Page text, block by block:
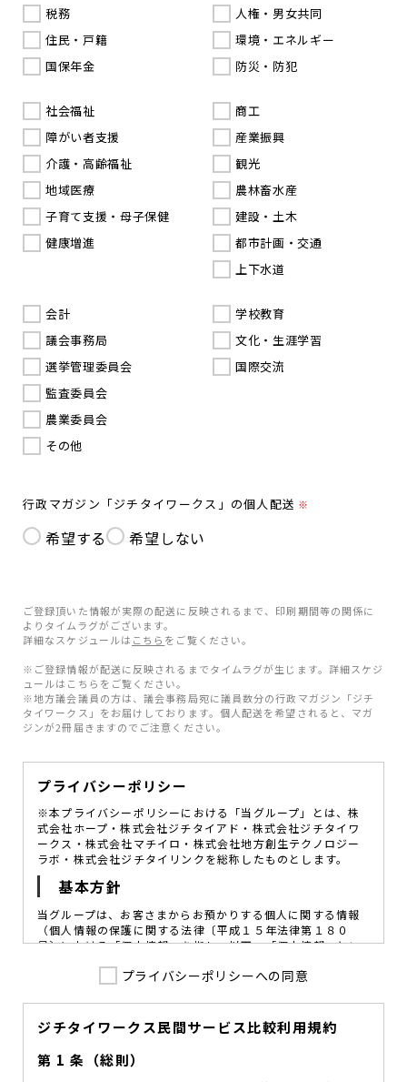
税務
住民・戸籍
国保年金
人権・男女共同
環境・エネルギー
防災・防犯
社会福祉
障がい者支援
介護・高齢福祉
地域医療
子育て支援・母子保健
健康増進
商工
産業振興
観光
農林畜水産
建設・土木
都市計画・交通
上下水道
会計
議会事務局
選挙管理委員会
監査委員会
農業委員会
その他
学校教育
文化・生涯学習
国際交流
行政マガジン「ジチタイワークス」の個人配送 ※
希望する 希望しない
ご登録頂いた情報が実際の配送に反映されるまで、印刷期間等の関係に
よりタイムラグがございます。
詳細なスケジュールは こちら をご覧ください。
※ご登録情報が配送に反映されるまでタイムラグが生じます。詳細スケジ
ュールはこちらをご覧ください。
※地方議会議員の方は、議会事務局宛に議員数分の行政マガジン「ジチ
タイワークス」をお届けしております。個人配送を希望されると、マガ
ジンが2冊届きますのでご注意ください。
プライバシーポリシー
※本プライバシーポリシーにおける「当グループ」とは、株
式会社ホープ・株式会社ジチタイアド・株式会社ジチタイワ
ークス・株式会社マチイロ・株式会社地方創生テクノロジー
ラボ・株式会社ジチタイリンクを総称したものとします。
基本方針
当グループは、お客さまからお預かりする個人に関する情報
（個人情報の保護に関する法律〔平成１５年法律第１８０
号〕における「個人情報」を指し、以下、「個人情報」とい
図ることが、重要な社会的責務であると考えております。
を定め、役員及び従業員に個人情報保護の重要性の認識と取
組みを徹底させることによって、個人情報の適切な取り扱い
に努めてまいります。
プライバシーポリシーへの同意
ジチタイワークス民間サービス比較利用規約
第 1 条（総則）